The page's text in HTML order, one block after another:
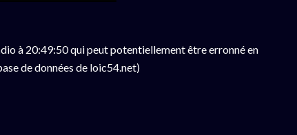
à 20:49:50 qui peut potentiellement être erronné en
de données de loic54.net)